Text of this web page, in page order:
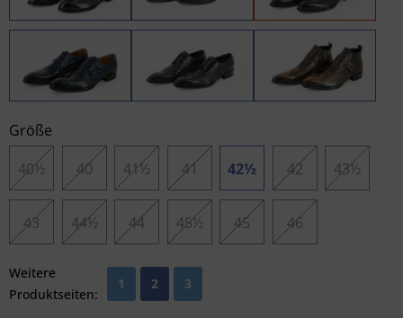
Größe
40½
40 41½ 41 42½ 42 43½
43 44½ 44 45½ 45 46
Weitere
Produktseiten:
1 2 3